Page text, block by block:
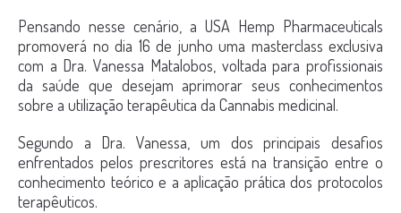
Pensando nesse cenário, a USA Hemp Pharmaceuticals
promoverá no dia 16 de junho uma masterclass exclusiva
com a Dra. Vanessa Matalobos, voltada para profissionais
da saúde que desejam aprimorar seus conhecimentos
sobre a utilização terapêutica da Cannabis medicinal.
Segundo a Dra. Vanessa, um dos principais desafios
enfrentados pelos prescritores está na transição entre o
conhecimento teórico e a aplicação prática dos protocolos
terapêuticos.